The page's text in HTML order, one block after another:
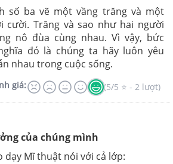
số ba vẽ một vầng trăng và một
cười. Trăng và sao như hai người
nô đùa cùng nhau. Vì vậy, bức
đó là chúng ta hãy luôn yêu
nhau trong cuộc sống.
giá: (5/5 ⭐ - 2 lượt)
của chúng mình
dạy Mĩ thuật nói với cả lớp: